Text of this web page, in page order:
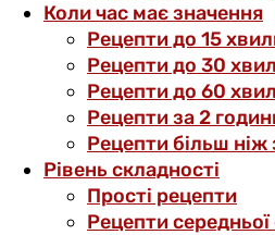
Коли час має значення
Рецепти до 15
Рецепти до 30
Рецепти до 60
Рецепти за 2
Рецепти більш ніж
Рівень складності
Прості рецепти
Рецепти середньої